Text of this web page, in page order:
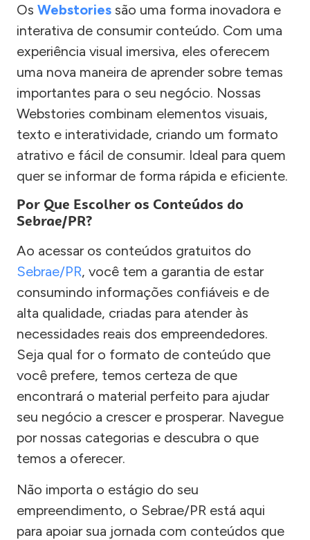
Os Webstories são uma forma inovadora e
interativa de consumir conteúdo. Com uma
experiência visual imersiva, eles oferecem
uma nova maneira de aprender sobre temas
importantes para o seu negócio. Nossas
Webstories combinam elementos visuais,
texto e interatividade, criando um formato
atrativo e fácil de consumir. Ideal para quem
quer se informar de forma rápida e eficiente.
Por Que Escolher os Conteúdos do
Sebrae/PR?
Ao acessar os conteúdos gratuitos do
Sebrae/PR, você tem a garantia de estar
consumindo informações confiáveis e de
alta qualidade, criadas para atender às
necessidades reais dos empreendedores.
Seja qual for o formato de conteúdo que
você prefere, temos certeza de que
encontrará o material perfeito para ajudar
seu negócio a crescer e prosperar. Navegue
por nossas categorias e descubra o que
temos a oferecer.
Não importa o estágio do seu
empreendimento, o Sebrae/PR está aqui
para apoiar sua jornada com conteúdos que